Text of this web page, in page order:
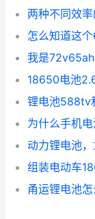
18650电池
甬运锂电池